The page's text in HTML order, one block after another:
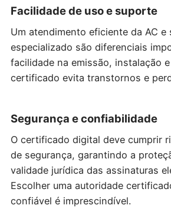
Facilidade de uso e suporte
Um atendimento eficiente da AC
especializado são diferenciais
facilidade na emissão, instalação
certificado evita transtornos e
Segurança e confiabilidade
O certificado digital deve cumprir
de segurança, garantindo a
validade jurídica das assinaturas
Escolher uma autoridade
confiável é imprescindível.